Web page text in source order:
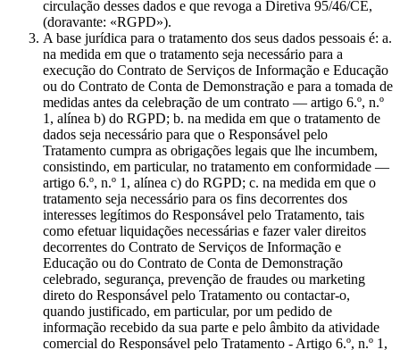
circulação desses dados e que revoga a Diretiva 95/46/CE,
(doravante: «RGPD»).
A base jurídica para o tratamento dos seus dados pessoais é: a.
na medida em que o tratamento seja necessário para a
execução do Contrato de Serviços de Informação e Educação
ou do Contrato de Conta de Demonstração e para a tomada de
medidas antes da celebração de um contrato — artigo 6.º, n.º
1, alínea b) do RGPD; b. na medida em que o tratamento de
dados seja necessário para que o Responsável pelo
Tratamento cumpra as obrigações legais que lhe incumbem,
consistindo, em particular, no tratamento em conformidade —
artigo 6.º, n.º 1, alínea c) do RGPD; c. na medida em que o
tratamento seja necessário para os fins decorrentes dos
interesses legítimos do Responsável pelo Tratamento, tais
como efetuar liquidações necessárias e fazer valer direitos
decorrentes do Contrato de Serviços de Informação e
Educação ou do Contrato de Conta de Demonstração
celebrado, segurança, prevenção de fraudes ou marketing
direto do Responsável pelo Tratamento ou contactar-o,
quando justificado, em particular, por um pedido de
informação recebido da sua parte e pelo âmbito da atividade
comercial do Responsável pelo Tratamento - Artigo 6.º, n.º 1,